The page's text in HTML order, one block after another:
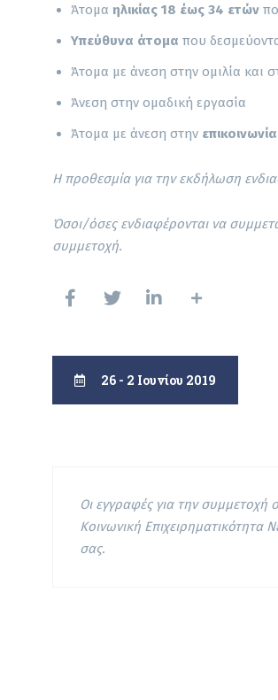
Άτομα ηλικίας 18 έως 34 ετών
Υπεύθυνα άτομα που
Άτομα με άνεση στην ομιλία και
Άνεση στην ομαδική εργασία
Άτομα με άνεση στην επικοινωνία
Η προθεσμία για την εκδήλωση
Όσοι/όσες ενδιαφέρονται να
συμμετοχή.
26 - 2 Ιουνίου 2019
Οι εγγραφές για την
Κοινωνική Επιχειρηματικότητα
σας.